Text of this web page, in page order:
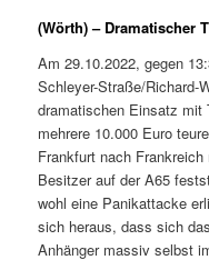
(Wörth) – Dramatischer
Am 29.10.2022, gegen
Schleyer-Straße/Richard-
dramatischen Einsatz mit
mehrere 10.000 Euro
Frankfurt nach
Besitzer auf der A65
wohl eine Panikattacke
sich heraus, dass sich
Anhänger massiv selbst